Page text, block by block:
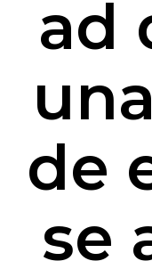
ad
de
se